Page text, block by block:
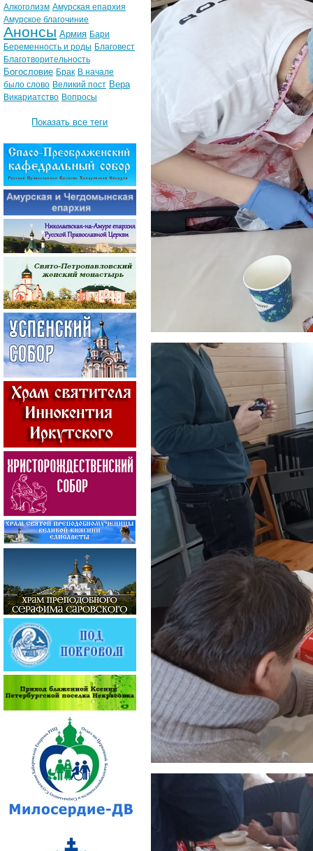
Алкоголизм Амурская епархия
Амурское благочиние
Анонсы Армия Бари
Беременность и роды Благовест
Благотворительность
Богословие Брак В начале
было слово Великий пост Вера
Викариатство Вопросы
Показать все теги